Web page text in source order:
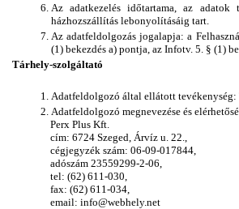
Az adatkezelés időtartama, az adatok
házhozszállítás lebonyolításáig tart.
Az adatfeldolgozás jogalapja: a
(1) bekezdés a) pontja, az Infotv. 5. § (1)
Tárhely-szolgáltató
Adatfeldolgozó által ellátott tevékenység:
Adatfeldolgozó megnevezése és
Perx Plus Kft.
cím: 6724 Szeged, Árvíz u. 22.,
cégjegyzék szám: 06-09-017844,
adószám 23559299-2-06,
tel: (62) 611-030,
fax: (62) 611-034,
email: info@webhely.net